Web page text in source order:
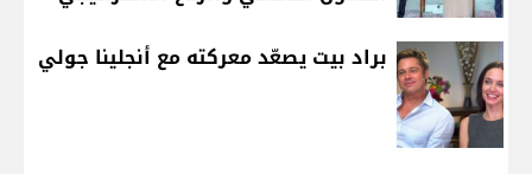
براد بيت يصعّد معركته مع أنجلينا جولي